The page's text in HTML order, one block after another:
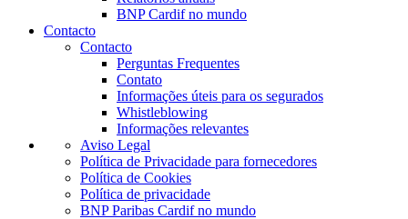
BNP Cardif no mundo
Contacto
Contacto
Perguntas Frequentes
Contato
Informações úteis para os segurados
Whistleblowing
Informações relevantes
Aviso Legal
Política de Privacidade para fornecedores
Política de Cookies
Política de privacidade
BNP Paribas Cardif no mundo